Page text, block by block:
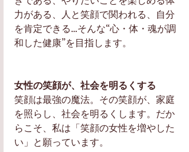
力がある、人と笑顔で関われる、自分
を肯定できる…そんな“心・体・魂が調
和した健康”を目指します。
女性の笑顔が、社会を明るくする
笑顔は最強の魔法。その笑顔が、家庭
を照らし、社会を明るくします。だか
らこそ、私は「笑顔の女性を増やした
い」と願っています。